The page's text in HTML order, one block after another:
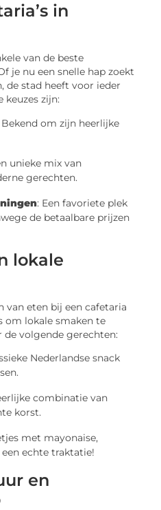
in
van de beste
je nu een snelle hap zoekt
de stad heeft voor ieder
keuzes zijn:
Bekend om zijn heerlijke
unieke mix van
gerechten.
: Een favoriete plek
de betaalbare prijzen
lokale
van eten bij een cafetaria
om lokale smaken te
de volgende gerechten:
Nederlandse snack
combinatie van
korst.
met mayonaise,
echte traktatie!
en